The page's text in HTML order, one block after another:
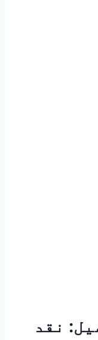
نقد